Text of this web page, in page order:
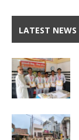
LATEST NEWS